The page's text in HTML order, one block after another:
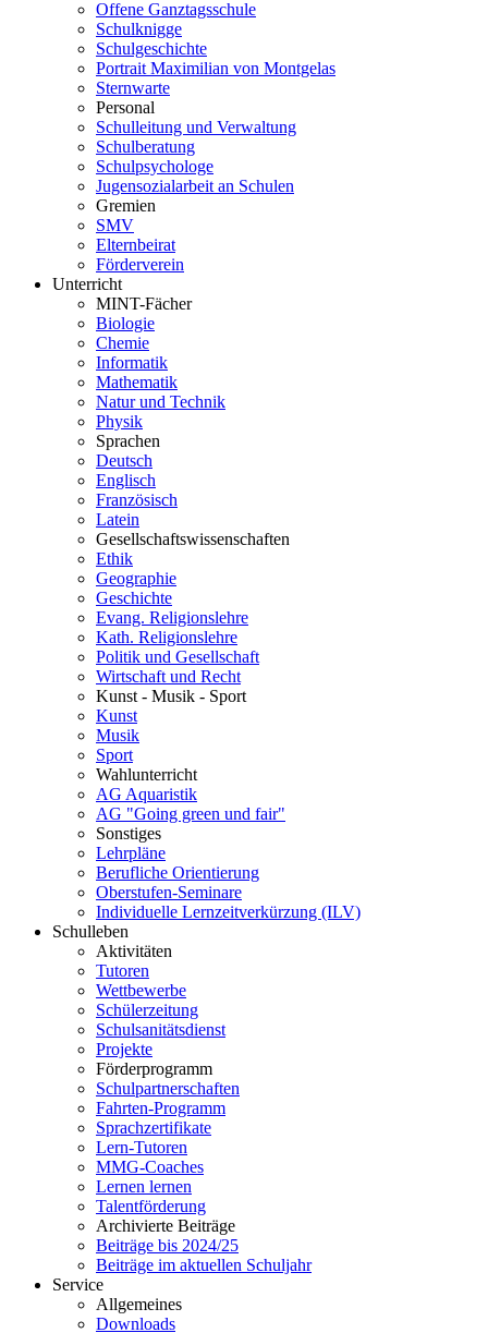
Offene Ganztagsschule
Schulknigge
Schulgeschichte
Portrait Maximilian von Montgelas
Sternwarte
Personal
Schulleitung und Verwaltung
Schulberatung
Schulpsychologe
Jugensozialarbeit an Schulen
Gremien
SMV
Elternbeirat
Förderverein
Unterricht
MINT-Fächer
Biologie
Chemie
Informatik
Mathematik
Natur und Technik
Physik
Sprachen
Deutsch
Englisch
Französisch
Latein
Gesellschaftswissenschaften
Ethik
Geographie
Geschichte
Evang. Religionslehre
Kath. Religionslehre
Politik und Gesellschaft
Wirtschaft und Recht
Kunst - Musik - Sport
Kunst
Musik
Sport
Wahlunterricht
AG Aquaristik
AG "Going green und fair"
Sonstiges
Lehrpläne
Berufliche Orientierung
Oberstufen-Seminare
Individuelle Lernzeitverkürzung (ILV)
Schulleben
Aktivitäten
Tutoren
Wettbewerbe
Schülerzeitung
Schulsanitätsdienst
Projekte
Förderprogramm
Schulpartnerschaften
Fahrten-Programm
Sprachzertifikate
Lern-Tutoren
MMG-Coaches
Lernen lernen
Talentförderung
Archivierte Beiträge
Beiträge bis 2024/25
Beiträge im aktuellen Schuljahr
Service
Allgemeines
Downloads